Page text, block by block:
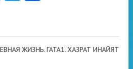
ЖИЗНЬ. ГАТА1. ХАЗРАТ ИНАЙЯТ